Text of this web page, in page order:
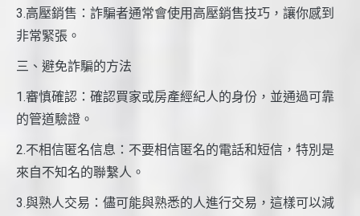
3.高壓銷售：詐騙者通常會使用高壓銷售技巧，讓你感到
非常緊張。
三、避免詐騙的方法
1.審慎確認：確認買家或房產經紀人的身份，並通過可靠
的管道驗證。
2.不相信匿名信息：不要相信匿名的電話和短信，特別是
來自不知名的聯繫人。
3.與熟人交易：儘可能與熟悉的人進行交易，這樣可以減